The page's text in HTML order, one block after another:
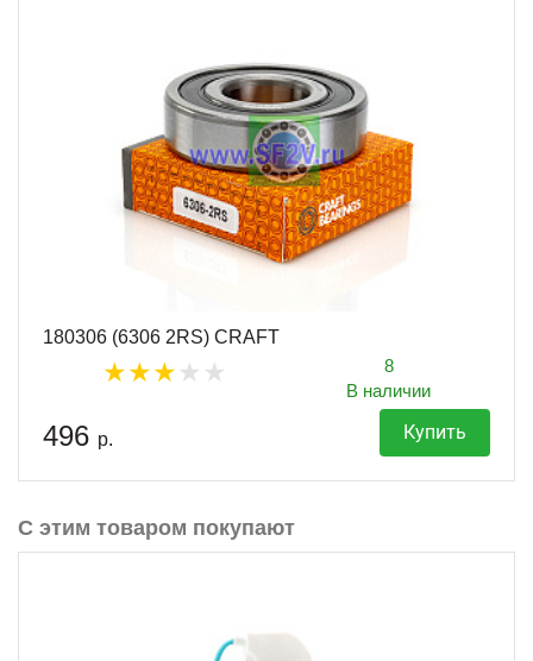
180306 (6306 2RS) CRAFT
8
В наличии
496 р. Купить
С этим товаром покупают